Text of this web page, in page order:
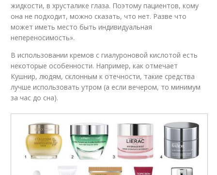
жидкости, в хрусталике глаза. Поэтому пациентов, кому
она не подходит, можно сказать, что нет. Разве что
может иметь место быть индивидуальная
непереносимость».
В использовании кремов с гиалуроновой кислотой есть
некоторые особенности. Например, как отмечает
Кушнир, людям, склонным к отечности, такие средства
лучше использовать утром (а если вечером, то минимум
за час до сна).